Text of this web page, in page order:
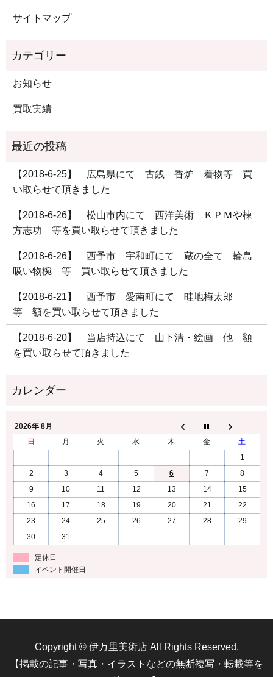
サイトマップ
お知らせ
買取実績
【2018-6-25】 広島県にて 古銭 香炉 着物等 買
い取らせて頂きました
【2018-6-26】 松山市内にて 西洋美術 ＫＰＭや棟
方志功 等を買い取らせて頂きました
【2018-6-26】 西予市 宇和町にて 蔵の全て 輪島
吸い物椀 等 買い取らせて頂きました
【2018-6-21】 西予市 愛南町にて 畦地梅太郎
等 額を買い取らせて頂きました
【2018-6-20】 当店持込にて 山下清・絵画 他 額
を買い取らせて頂きました
2026年 8月
日
月 火 水 木 金
土
1
2
3 4 5 6 7
8
9
10 11 12 13 14
15
16
17 18 19 20 21
22
23
24 25 26 27 28
29
30
31
定休日
イベント開催日
Copyright © 伊万里美術店 All Rights Reserved.
【掲載の記事・写真・イラストなどの無断複写・転載等を